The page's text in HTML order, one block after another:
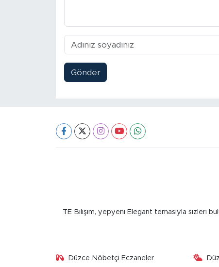
Gönder
TE Bilişim, yepyeni Elegant temasıyla sizleri
Düzce Nöbetçi Eczaneler